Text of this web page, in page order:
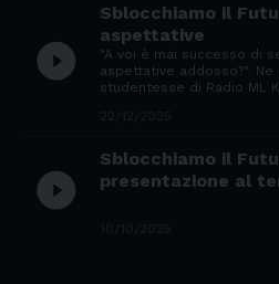
play_circle_filled
Sblocchiamo il
aspettative
"A voi è mai successo di
aspettative addosso?".
studentesse di Radio ML
play_circle_filled
Sblocchiamo il
presentazione al